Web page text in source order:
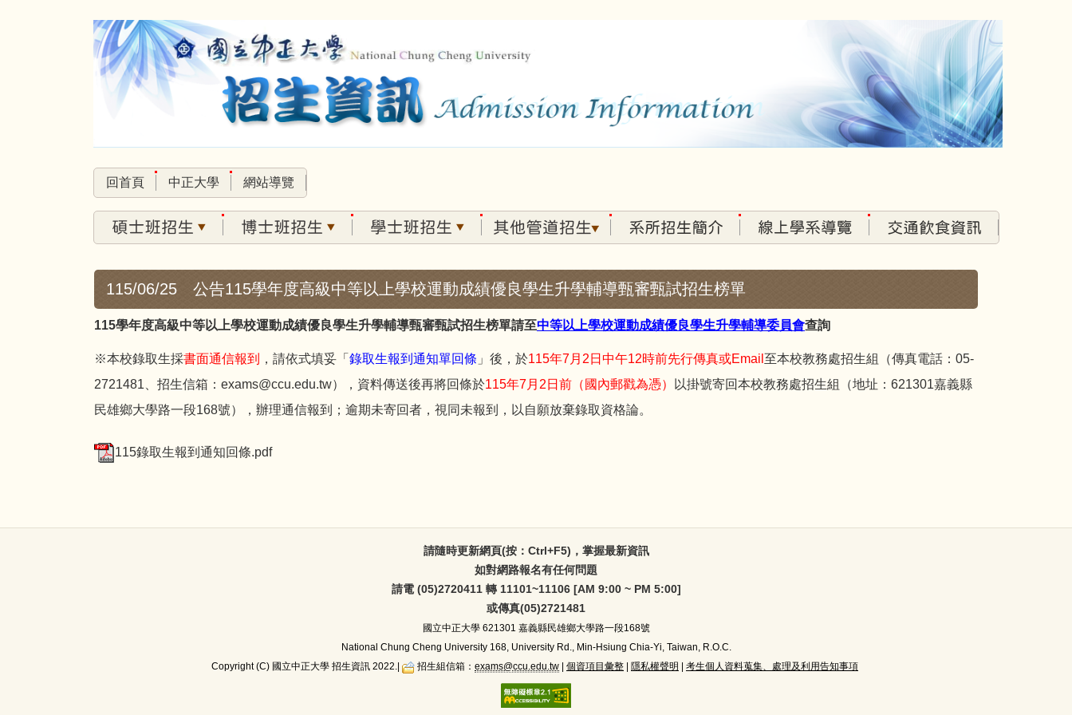
回首頁 中正大學 網站導覽
115/06/25 公告115學年度高級中等以上學校運動成績優良學生升學輔導甄審甄試招生榜單
115學年度高級中等以上學校運動成績優良學生升學輔導甄審甄試招生榜單請至中等以上學校運動成績優良學生升學輔導委員會查詢
※本校錄取生採書面通信報到 ，請依式填妥「 錄取生報到通知單回條 」後，於115年7月2日中午12時前先行傳真或Email 至本校教務處招生組（傳真電話：05-
2721481、招生信箱：exams@ccu.edu.tw），資料傳送後再將回條於115年7月2日前（國內郵戳為憑）
以掛號寄回本校教務處招生組（地址：621301嘉義縣
民雄鄉大學路一段168號），辦理通信報到；逾期未寄回者，視同未報到，以自願放棄錄取資格論。
115錄取生報到通知回條.pdf
請隨時更新網頁(按：Ctrl+F5)，掌握最新資訊
如對網路報名有任何問題
請電 (05)2720411 轉 11101~11106 [AM 9:00 ~ PM 5:00]
或傳真(05)2721481
國立中正大學621301 嘉義縣民雄鄉大學路一段168號
National Chung Cheng University 168, University Rd., Min-Hsiung Chia-Yi, Taiwan, R.O.C.
Copyright (C) 國立中正大學 招生資訊 2022.|
招生組信箱： exams@ccu.edu.tw 個資項目彙整 隱私權聲明 考生個人資料蒐集、處理及利用告知事項